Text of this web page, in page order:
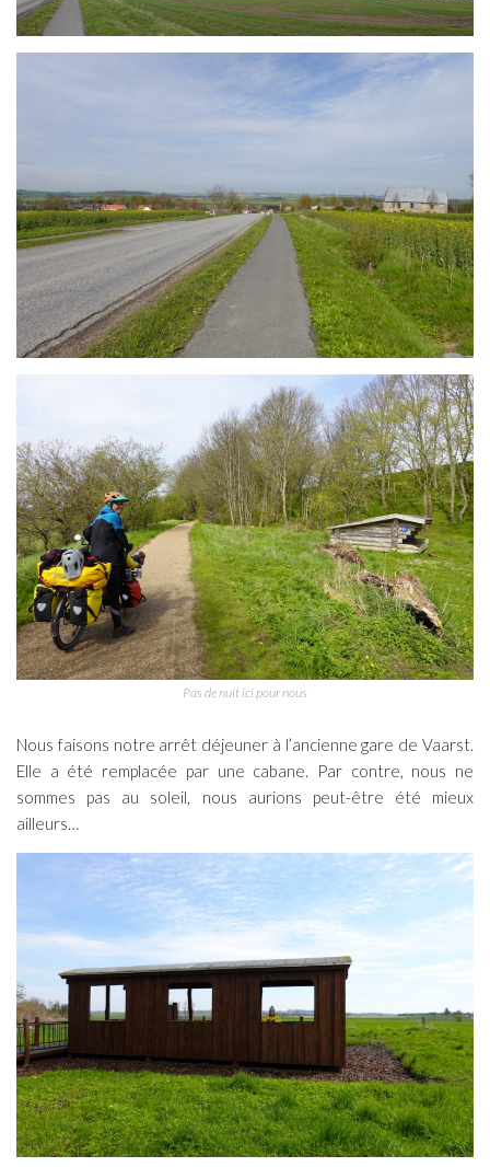
Pas de nuit ici pour nous
Nous faisons notre arrêt déjeuner à l’ancienne gare de Vaarst.
Elle a été remplacée par une cabane. Par contre, nous ne
sommes pas au soleil, nous aurions peut-être été mieux
ailleurs…